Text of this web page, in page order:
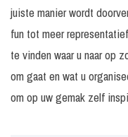
juiste manier wordt
fun tot meer
te vinden waar u naar op
om gaat en wat u
om op uw gemak zelf